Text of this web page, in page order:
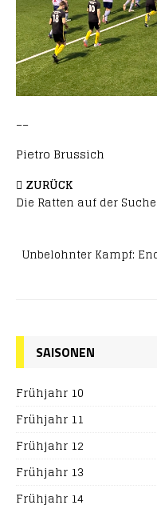
__
Pietro Brussich
ZURÜCK
Die Ratten auf der
Unbelohnter Kampf:
SAISONEN
Frühjahr 10
Frühjahr 11
Frühjahr 12
Frühjahr 13
Frühjahr 14